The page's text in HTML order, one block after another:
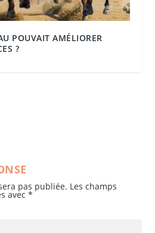
POUVAIT AMÉLIORER
?
pas publiée. Les champs
avec*